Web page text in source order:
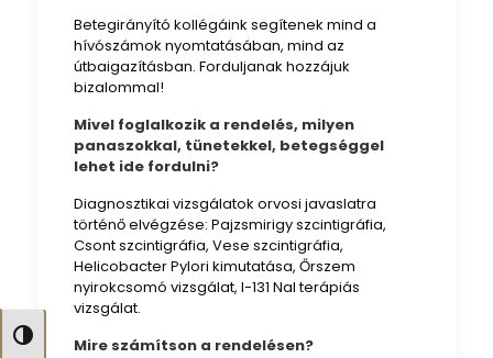
Nagy kontraszt váltása
Betegirányító kollégáink segítenek mind a
hívószámok nyomtatásában, mind az
útbaigazításban. Forduljanak hozzájuk
bizalommal!
Mivel foglalkozik a rendelés, milyen
panaszokkal, tünetekkel, betegséggel
lehet ide fordulni?
Diagnosztikai vizsgálatok orvosi javaslatra
történő elvégzése: Pajzsmirigy szcintigráfia,
Csont szcintigráfia, Vese szcintigráfia,
Helicobacter Pylori kimutatása, Őrszem
nyirokcsomó vizsgálat, I-131 NaI terápiás
vizsgálat.
Mire számítson a rendelésen?